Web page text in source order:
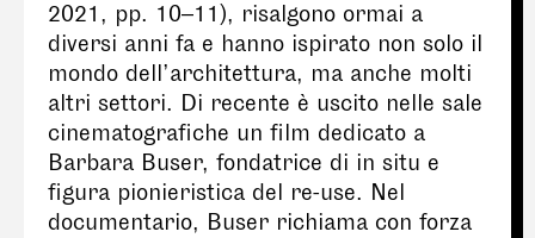
2021, pp. 10–11), risalgono ormai a
diversi anni fa e hanno ispirato non solo il
mondo dell’architettura, ma anche molti
altri settori. Di recente è uscito nelle sale
cinematografiche un film dedicato a
Barbara Buser, fondatrice di in situ e
figura pionieristica del re-use. Nel
documentario, Buser richiama con forza